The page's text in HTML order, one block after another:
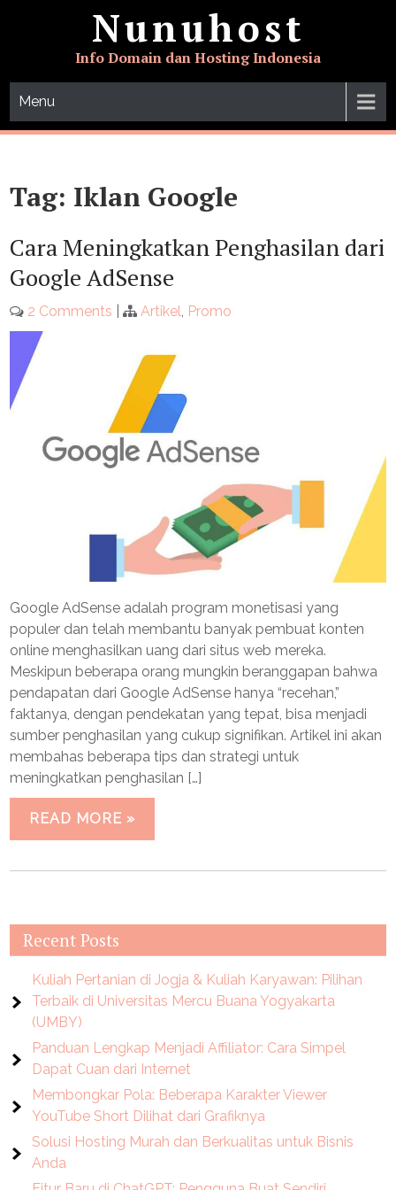
Nunuhost
Info Domain dan Hosting Indonesia
Menu
Tag: Iklan Google
Cara Meningkatkan Penghasilan dari
Google AdSense
2 Comments | Artikel, Promo
Google AdSense adalah program monetisasi yang
populer dan telah membantu banyak pembuat konten
online menghasilkan uang dari situs web mereka.
Meskipun beberapa orang mungkin beranggapan bahwa
pendapatan dari Google AdSense hanya “recehan,”
faktanya, dengan pendekatan yang tepat, bisa menjadi
sumber penghasilan yang cukup signifikan. Artikel ini akan
membahas beberapa tips dan strategi untuk
meningkatkan penghasilan […]
READ MORE »
Recent Posts
Kuliah Pertanian di Jogja & Kuliah Karyawan: Pilihan
Terbaik di Universitas Mercu Buana Yogyakarta
(UMBY)
Panduan Lengkap Menjadi Affiliator: Cara Simpel
Dapat Cuan dari Internet
Membongkar Pola: Beberapa Karakter Viewer
YouTube Short Dilihat dari Grafiknya
Solusi Hosting Murah dan Berkualitas untuk Bisnis
Anda